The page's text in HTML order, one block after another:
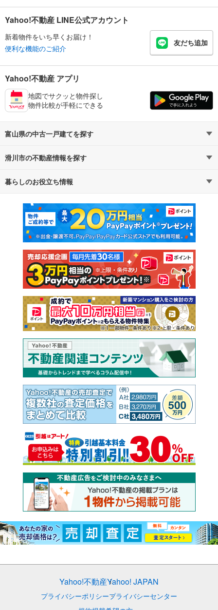
Yahoo!不動産 LINE公式アカウント
新着物件をいち早くお届け！
便利な機能のご紹介
友だち追加
Yahoo!不動産 アプリ
地図でサクッと物件探し
物件比較が手軽にできる
富山県の中古一戸建てを探す
路線・駅から探す
通勤・通学時間から探す
滑川市の不動産情報を探す
不動産・住宅
新築マンション 中古マンション
新築一戸建て 中古一戸建て
注文住宅 土地
売却査定
暮らしのお役立ち情報
マンションカタログ 教えて！住まいの先生
Yahoo!不動産Yahoo! JAPAN
プライバシーポリシープライバシーセンター